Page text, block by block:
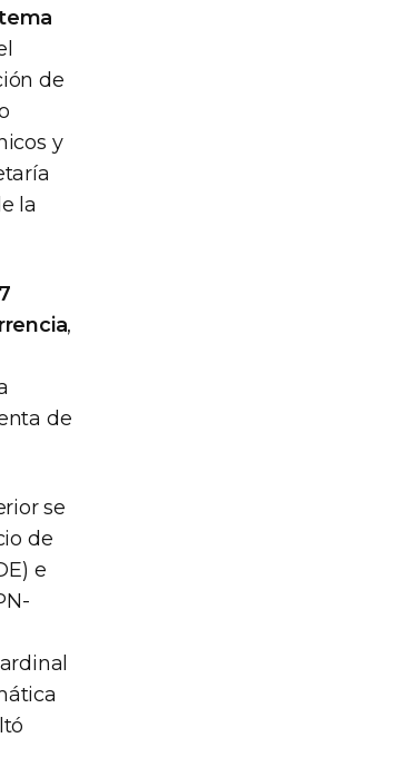
de
y
la
,
de
se
de
e